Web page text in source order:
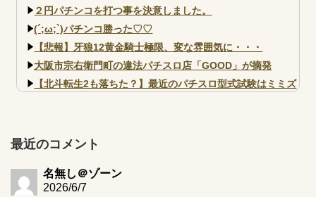
２円パチンコを打つ事を決意しました。
(´;ω;`)パチンコ勝った♡♡
【悲報】牙狼12黄金騎士極限、変な雰囲気に・・・
大阪市宗右衛門町の違法パチスロ店「GOOD」が摘発
【北斗転生2も落ちた？】最近のパチスロ型式試験はミミズ
アズールレーン スロット評価はコイン持ちの悪い疑似ボ天
最近のコメント
名無し＠ゾーン
2026/6/7